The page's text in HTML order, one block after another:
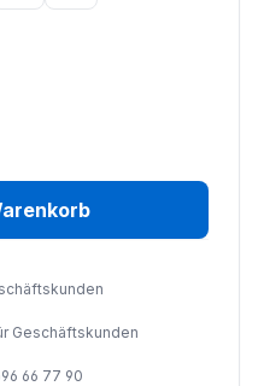
Geschäftskunden
66 77 90